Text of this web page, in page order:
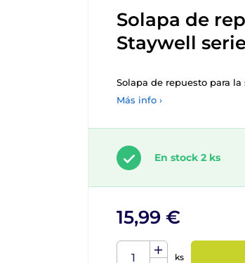
Solapa de
Staywell
Solapa de repuesto para la
Más info ›
En stock 2 ks
15,99 €
ks